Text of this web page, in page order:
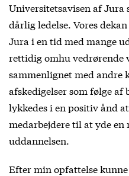
Universitetsavisen af Jura
dårlig ledelse. Vores
Jura i en tid med mange
rettidig omhu vedrørende
sammenlignet med andre
afskedigelser som følge af
lykkedes i en positiv ånd
medarbejdere til at yde
uddannelsen.
Efter min opfattelse